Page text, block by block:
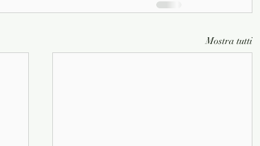
Mostra tutti